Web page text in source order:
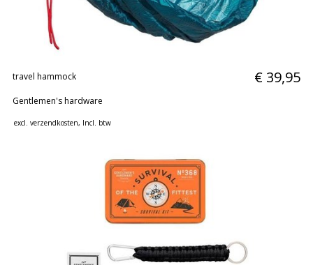
Gift
Cards
Moederdag
MERKEN
MIJN
travel hammock
Gentlemen's hardware
€ 39,95
excl. verzendkosten, Incl. btw